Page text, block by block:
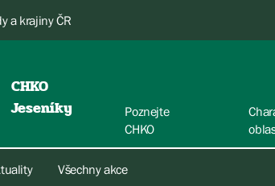
a krajiny ČR
CHKO
Jeseníky
Poznejte
CHKO
Všechny akce